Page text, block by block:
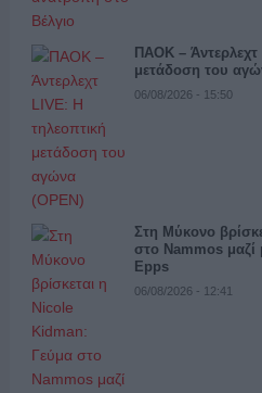
ΠΑΟΚ – Άντερλεχτ
μετάδοση του
06/08/2026 - 15:50
Στη Μύκονο
στο Nammos μαζί
Epps
06/08/2026 - 12:41